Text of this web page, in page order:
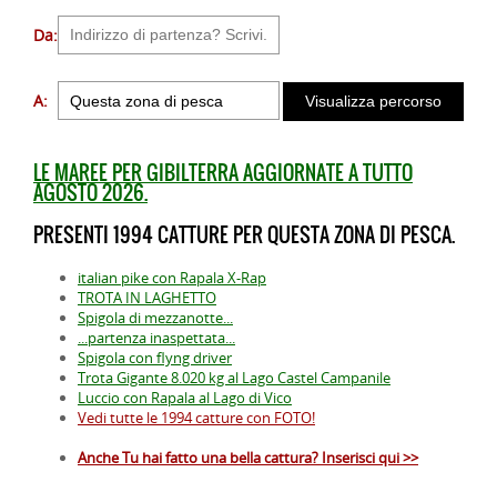
Da:
A:
LE MAREE PER GIBILTERRA AGGIORNATE A TUTTO
AGOSTO 2026.
PRESENTI 1994 CATTURE PER QUESTA ZONA DI PESCA.
italian pike con Rapala X-Rap
TROTA IN LAGHETTO
Spigola di mezzanotte...
...partenza inaspettata...
Spigola con flyng driver
Trota Gigante 8.020 kg al Lago Castel Campanile
Luccio con Rapala al Lago di Vico
Vedi tutte le 1994 catture con FOTO!
Anche Tu hai fatto una bella cattura? Inserisci qui >>